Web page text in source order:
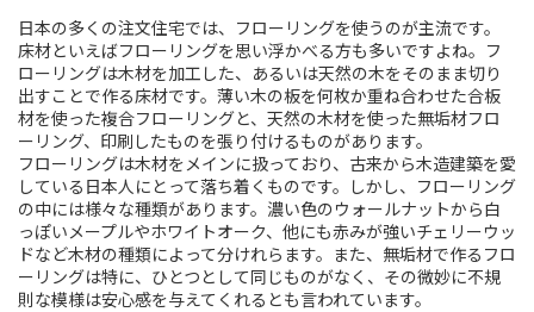
日本の多くの注文住宅では、フローリングを使うのが主流です。
床材といえばフローリングを思い浮かべる方も多いですよね。フ
ローリングは木材を加工した、あるいは天然の木をそのまま切り
出すことで作る床材です。薄い木の板を何枚か重ね合わせた合板
材を使った複合フローリングと、天然の木材を使った無垢材フロ
ーリング、印刷したものを張り付けるものがあります。
フローリングは木材をメインに扱っており、古来から木造建築を愛
している日本人にとって落ち着くものです。しかし、フローリング
の中には様々な種類があります。濃い色のウォールナットから白
っぽいメープルやホワイトオーク、他にも赤みが強いチェリーウッ
ドなど木材の種類によって分けれらます。また、無垢材で作るフロ
ーリングは特に、ひとつとして同じものがなく、その微妙に不規
則な模様は安心感を与えてくれるとも言われています。